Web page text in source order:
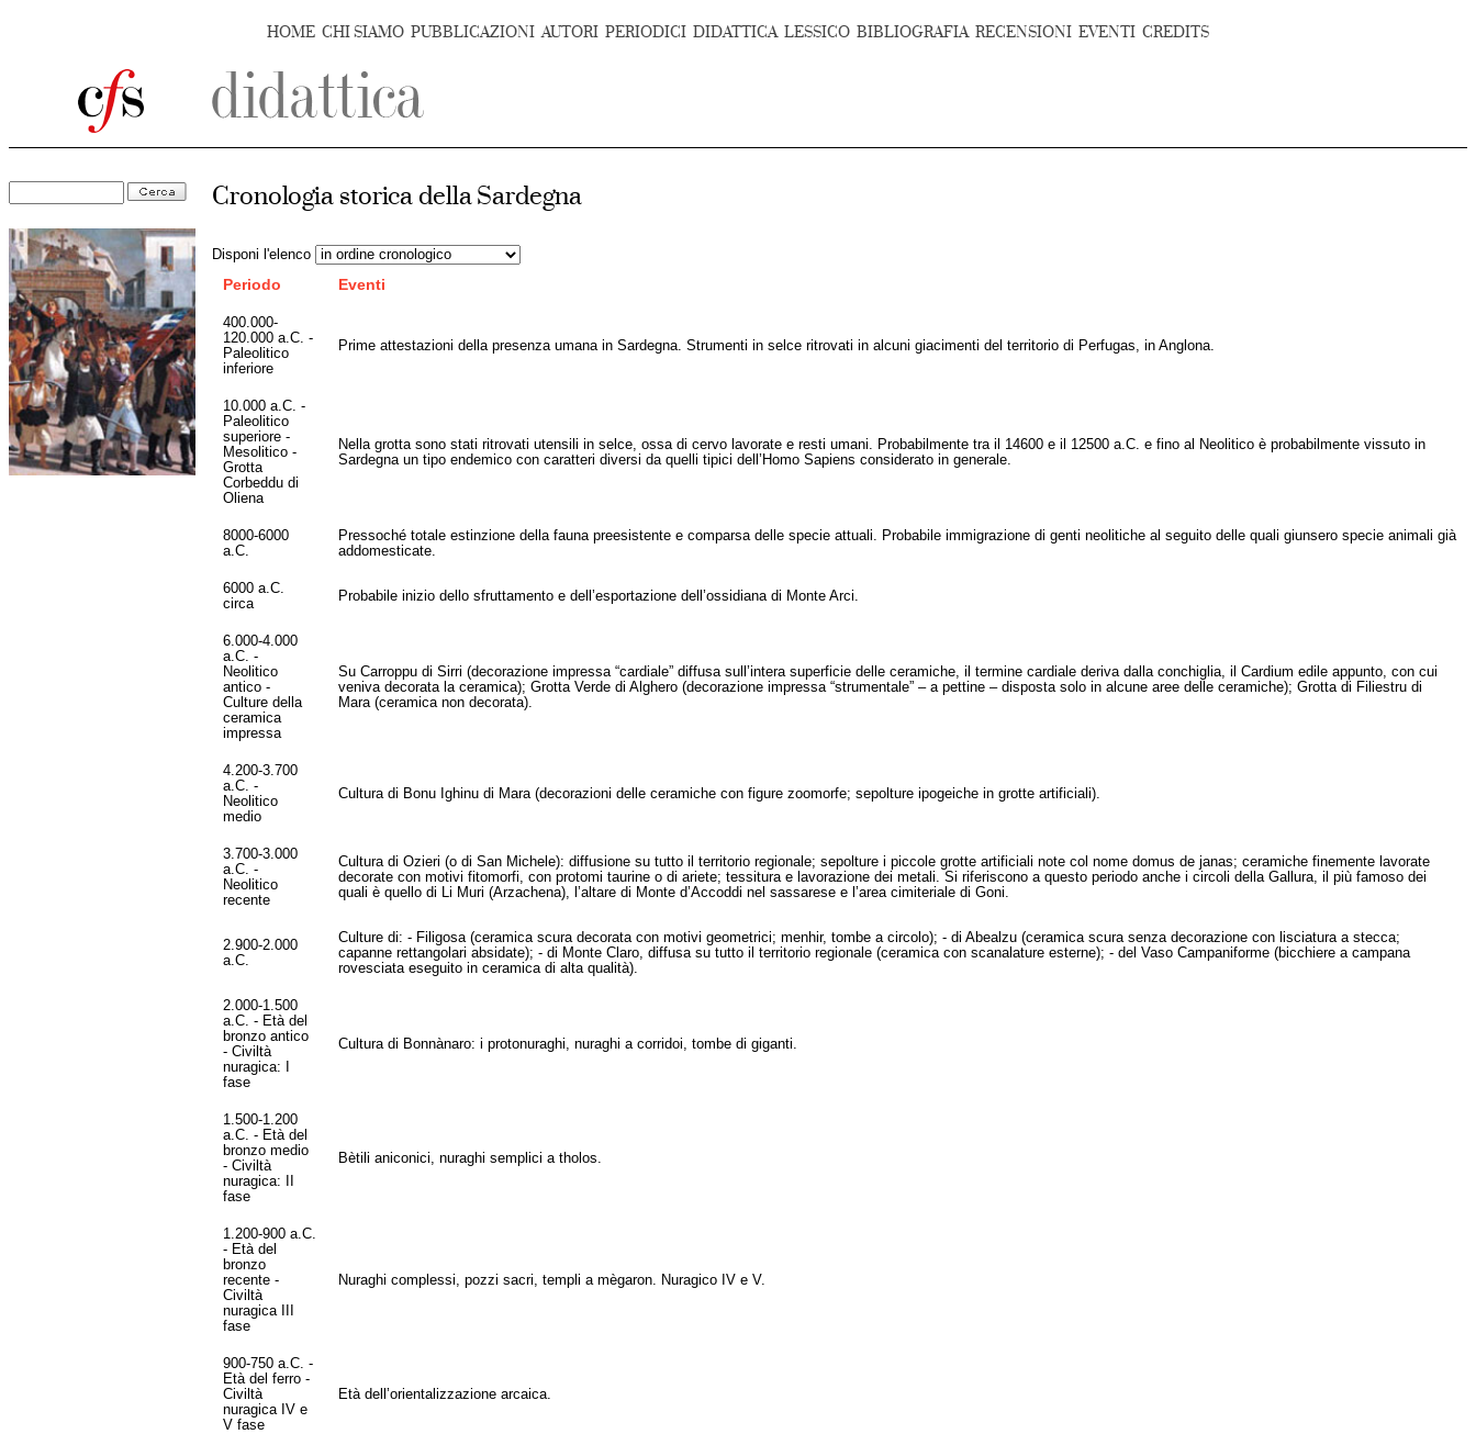
HOME CHI SIAMO PUBBLICAZIONI AUTORI PERIODICI DIDATTICA LESSICO BIBLIOGRAFIA RECENSIONI EVENTI CREDITS
Cronologia storica della Sardegna
Disponi l'elenco
Periodo Eventi
400.000-
120.000 a.C. -
Paleolitico
inferiore
Prime attestazioni della presenza umana in Sardegna. Strumenti in selce ritrovati in alcuni giacimenti del territorio di Perfugas, in Anglona.
10.000 a.C. -
Paleolitico
superiore -
Mesolitico -
Grotta
Corbeddu di
Oliena
Nella grotta sono stati ritrovati utensili in selce, ossa di cervo lavorate e resti umani. Probabilmente tra il 14600 e il 12500 a.C. e fino al Neolitico è probabilmente vissuto in
Sardegna un tipo endemico con caratteri diversi da quelli tipici dell’Homo Sapiens considerato in generale.
8000-6000
a.C.
Pressoché totale estinzione della fauna preesistente e comparsa delle specie attuali. Probabile immigrazione di genti neolitiche al seguito delle quali giunsero specie animali già
addomesticate.
6000 a.C.
circa
Probabile inizio dello sfruttamento e dell’esportazione dell’ossidiana di Monte Arci.
6.000-4.000
a.C. -
Neolitico
antico -
Culture della
ceramica
impressa
Su Carroppu di Sirri (decorazione impressa “cardiale” diffusa sull’intera superficie delle ceramiche, il termine cardiale deriva dalla conchiglia, il Cardium edile appunto, con cui
veniva decorata la ceramica); Grotta Verde di Alghero (decorazione impressa “strumentale” – a pettine – disposta solo in alcune aree delle ceramiche); Grotta di Filiestru di
Mara (ceramica non decorata).
4.200-3.700
a.C. -
Neolitico
medio
Cultura di Bonu Ighinu di Mara (decorazioni delle ceramiche con figure zoomorfe; sepolture ipogeiche in grotte artificiali).
3.700-3.000
a.C. -
Neolitico
recente
Cultura di Ozieri (o di San Michele): diffusione su tutto il territorio regionale; sepolture i piccole grotte artificiali note col nome domus de janas; ceramiche finemente lavorate
decorate con motivi fitomorfi, con protomi taurine o di ariete; tessitura e lavorazione dei metali. Si riferiscono a questo periodo anche i circoli della Gallura, il più famoso dei
quali è quello di Li Muri (Arzachena), l’altare di Monte d’Accoddi nel sassarese e l’area cimiteriale di Goni.
2.900-2.000
a.C.
Culture di: - Filigosa (ceramica scura decorata con motivi geometrici; menhir, tombe a circolo); - di Abealzu (ceramica scura senza decorazione con lisciatura a stecca;
capanne rettangolari absidate); - di Monte Claro, diffusa su tutto il territorio regionale (ceramica con scanalature esterne); - del Vaso Campaniforme (bicchiere a campana
rovesciata eseguito in ceramica di alta qualità).
2.000-1.500
a.C. - Età del
bronzo antico
- Civiltà
nuragica: I
fase
Cultura di Bonnànaro: i protonuraghi, nuraghi a corridoi, tombe di giganti.
1.500-1.200
a.C. - Età del
bronzo medio
- Civiltà
nuragica: II
fase
Bètili aniconici, nuraghi semplici a tholos.
1.200-900 a.C.
- Età del
bronzo
recente -
Civiltà
nuragica III
fase
Nuraghi complessi, pozzi sacri, templi a mègaron. Nuragico IV e V.
900-750 a.C. -
Età del ferro -
Civiltà
nuragica IV e
V fase
Età dell’orientalizzazione arcaica.